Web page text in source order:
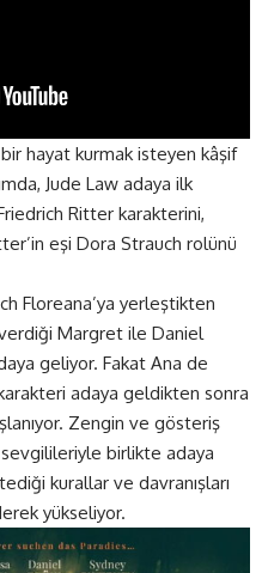
hayat kurmak isteyen kâşif
Jude Law adaya ilk
Ritter karakterini,
eşi Dora Strauch rolünü
Floreana’ya yerleştikten
Margret ile Daniel
geliyor. Fakat Ana de
karakteri adaya geldikten sonra
Zengin ve gösteriş
sevgilileriyle birlikte adaya
kurallar ve davranışları
yükseliyor.